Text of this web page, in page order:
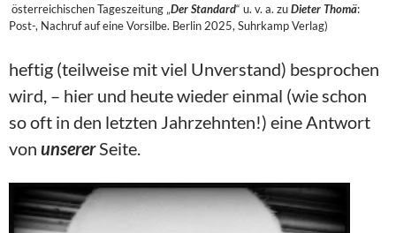
österreichischen Tageszeitung „Der Standard“ u. v. a. zuDieter Thomä:
Post-, Nachruf auf eine Vorsilbe. Berlin 2025, Suhrkamp Verlag)
heftig (teilweise mit viel Unverstand) besprochen
wird, – hier und heute wieder einmal (wie schon
so oft in den letzten Jahrzehnten!) eine Antwort
von unsererSeite.